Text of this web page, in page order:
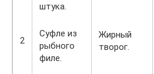
2
штука.
Суфле из
рыбного
филе.
Жирный
творог.